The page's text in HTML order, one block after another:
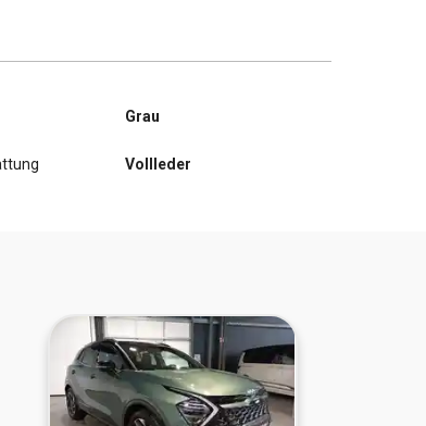
Grau
Vollleder